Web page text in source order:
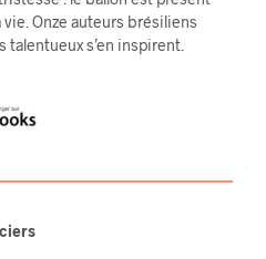
Onze auteurs brésiliens
s’en inspirent.